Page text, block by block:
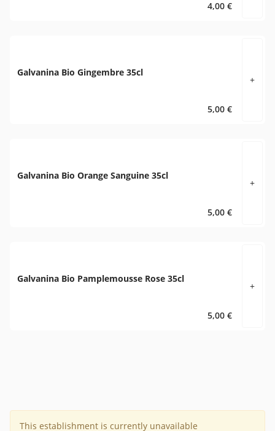
4,00 €
Galvanina Bio Gingembre 35cl
5,00 €
+
Galvanina Bio Orange Sanguine 35cl
5,00 €
+
Galvanina Bio Pamplemousse Rose 35cl
5,00 €
+
This establishment is currently unavailable